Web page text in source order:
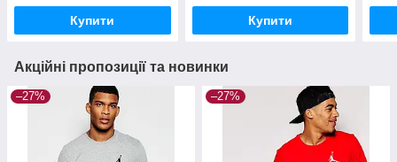
Купити Купити
Акційні пропозиції та новинки
–27% –27%